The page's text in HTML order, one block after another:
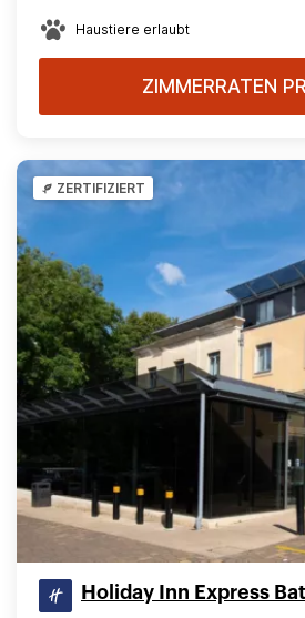
Haustiere erlaubt
ZIMMERRATEN
ZERTIFIZIERT
Holiday Inn Express